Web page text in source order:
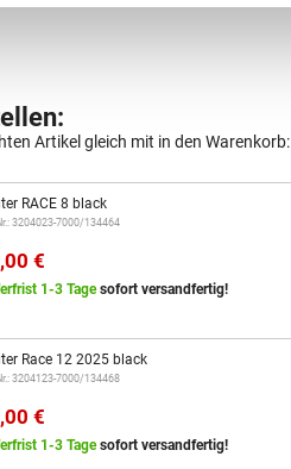
Artikel gleich mit in den Warenkorb:
RACE 8 black
3204023-7000/134464
€
1-3 Tagesofort versandfertig!
Race 12 2025 black
3204123-7000/134468
€
1-3 Tagesofort versandfertig!